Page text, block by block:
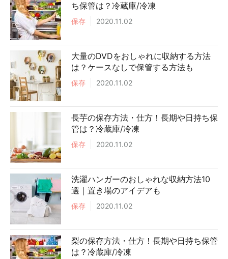
ち保管は？冷蔵庫/冷凍
保存 2020.11.02
大量のDVDをおしゃれに収納する方法
は？ケースなしで保管する方法も
保存 2020.11.02
長芋の保存方法・仕方！長期や日持ち保
管は？冷蔵庫/冷凍
保存 2020.11.02
洗濯ハンガーのおしゃれな収納方法10
選｜置き場のアイデアも
保存 2020.11.02
梨の保存方法・仕方！長期や日持ち保管
は？冷蔵庫/冷凍